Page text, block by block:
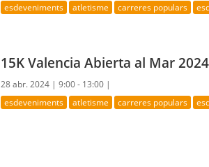
esdeveniments atletisme carreres populars
15K Valencia Abierta al Mar 2024
28 abr. 2024 |9:00 - 13:00 |
esdeveniments atletisme carreres populars